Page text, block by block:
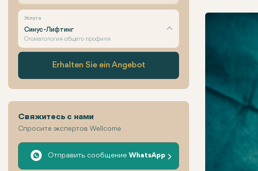
Услуга
Синус-Лифтинг
Стоматология общего профиля
Erhalten Sie ein Angebot
Свяжитесь с нами
Спросите экспертов Wellcome
Отправить сообщение WhatsApp